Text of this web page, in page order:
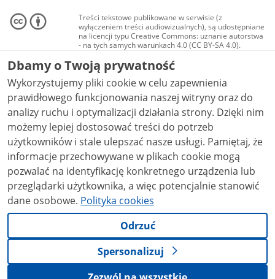
Treści tekstowe publikowane w serwisie (z
wyłączeniem treści audiowizualnych), są udostępniane
na licencji typu Creative Commons: uznanie autorstwa
- na tych samych warunkach 4.0 (CC BY-SA 4.0).
Materiały audiowizualne, w tym zdjęcia, materiały
audio i wideo, są udostępniane na licencji typu
Creative Commons: uznanie autorstwa użycie
niekomercyjne - bez utworów zależnych 4.0 (CC BY-
NC-ND 4.0), o ile nie jest to stwierdzone inaczej.
Dbamy o Twoją prywatność
Wykorzystujemy pliki cookie w celu zapewnienia
prawidłowego funkcjonowania naszej witryny oraz do
analizy ruchu i optymalizacji działania strony. Dzięki nim
możemy lepiej dostosować treści do potrzeb
użytkowników i stale ulepszać nasze usługi. Pamiętaj, że
informacje przechowywane w plikach cookie mogą
pozwalać na identyfikację konkretnego urządzenia lub
przeglądarki użytkownika, a więc potencjalnie stanowić
dane osobowe. Polityka cookies
Odrzuć
Spersonalizuj